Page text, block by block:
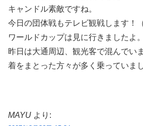
キャンドル素敵ですね。
今日の団体戦もテレビ観戦します！
ワールドカップは見に行きましたよ。
昨日は大通周辺、観光客で混んでい
着をまとった方々が多く乗っていま
MAYU より: